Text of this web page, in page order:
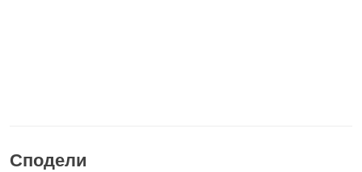
Сподели